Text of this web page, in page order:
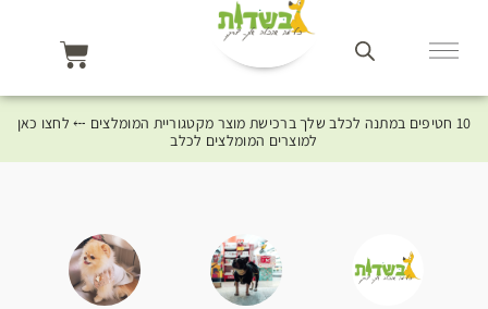
10 חטיפים במתנה לכלב שלך ברכישת מוצר מקטגוריית המומלצים ⤎ לחצו כאן
למוצרים המומלצים לכלב